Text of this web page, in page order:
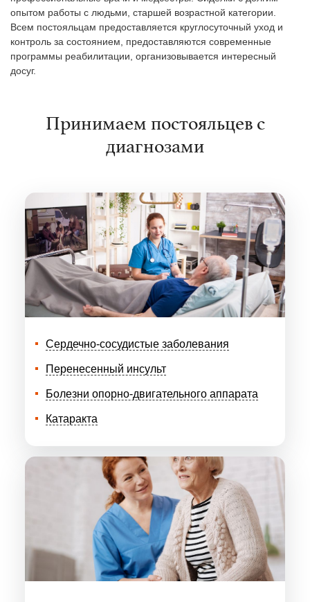
опытом работы с людьми, старшей возрастной категории.
Всем постояльцам предоставляется круглосуточный уход и
контроль за состоянием, предоставляются современные
программы реабилитации, организовывается интересный
досуг.
Принимаем постояльцев с
диагнозами
Сердечно-сосудистые заболевания
Перенесенный инсульт
Болезни опорно-двигательного аппарата
Катаракта